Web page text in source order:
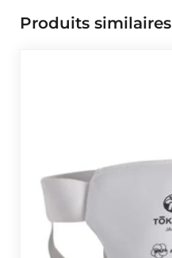
Produits similaires